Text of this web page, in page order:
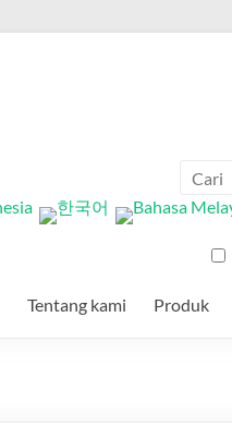
Tentang kami Produk